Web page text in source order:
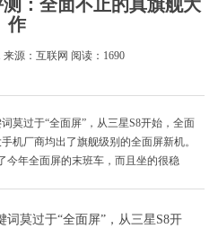
：全面不止的真旗舰大
作
来源：互联网 阅读：1690
莫过于“全面屏”，从三星S8开始，全面
机厂商均出了旗舰级别的全面屏新机。
今年全面屏的末班车，而且坐的很稳
莫过于“全面屏”，从三星S8开